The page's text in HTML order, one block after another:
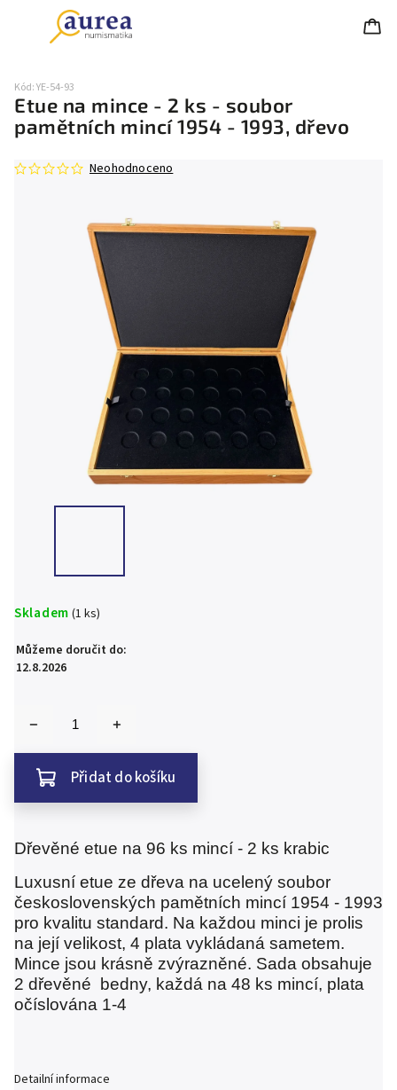
Etue na mince - 2 ks - soubor
pamětních mincí 1954 - 1993, dřevo
Kód:YE-54-93
Neohodnoceno
Skladem (1 ks)
Můžeme doručit do:
12.8.2026
Přidat do košíku
Dřevěné etue na 96 ks mincí - 2 ks krabic
Luxusní etue ze dřeva na ucelený soubor
československých pamětních mincí 1954 - 1993
pro kvalitu standard. Na každou minci je prolis
na její velikost, 4 plata vykládaná sametem.
Mince jsou krásně zvýrazněné. Sada obsahuje
2 dřevěné bedny, každá na 48 ks mincí, plata
očíslována 1-4
Detailní informace